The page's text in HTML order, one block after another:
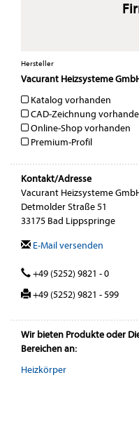
Hersteller
Vacurant Heizsysteme
Katalog vorhanden
CAD-Zeichnung
Online-Shop vorhanden
Premium-Profil
Kontakt/Adresse
Vacurant Heizsysteme
Detmolder Straße 51
33175 Bad Lippspringe
E-Mail versenden
+49 (5252) 9821 - 0
+49 (5252) 9821 - 599
Wir bieten Produkte oder
Bereichen an:
Heizkörper